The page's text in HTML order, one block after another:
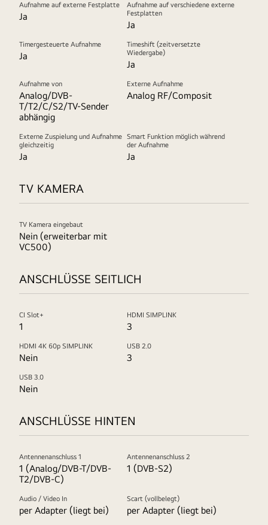
Aufnahme auf externe Festplatte
Ja
Aufnahme auf verschiedene externe
Festplatten
Ja
Timergesteuerte Aufnahme
Ja
Timeshift (zeitversetzte
Wiedergabe)
Ja
Aufnahme von
Analog/DVB-
T/T2/C/S2/TV-Sender
abhängig
Externe Aufnahme
Analog RF/Composit
Externe Zuspielung und Aufnahme
gleichzeitig
Ja
Smart Funktion möglich während
der Aufnahme
Ja
TV KAMERA
TV Kamera eingebaut
Nein (erweiterbar mit
VC500)
ANSCHLÜSSE SEITLICH
CI Slot+
1
HDMI SIMPLINK
3
HDMI 4K 60p SIMPLINK
Nein
USB 2.0
3
USB 3.0
Nein
ANSCHLÜSSE HINTEN
Antennenanschluss 1
1 (Analog/DVB-T/DVB-
T2/DVB-C)
Antennenanschluss 2
1 (DVB-S2)
Audio / Video In
per Adapter (liegt bei)
Scart (vollbelegt)
per Adapter (liegt bei)